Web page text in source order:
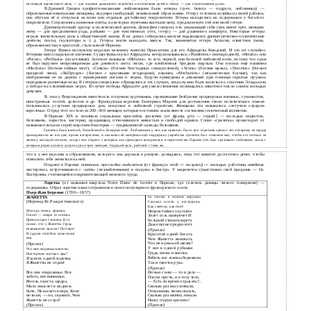
настоящее время имеет жену — для ведения домашнего хозяйства и воспитания детей и гейшу — для отдохновения души.
В Древней Греции профессиональными любовницами были гетеры(греч. hetaira — подруга, любовница) —
образованные незамужние женщины, ведущие свободный, независимый образ жизни. Гетеру готовила хозяйка из своей рабыни,
она обучала её и отпускала на волю или отдавала достойному покровителю. Гетеры находились на содержании у богатого
покровителя. Сохранились каменные плиты, на которых мужчины высекали цену, предлагаемую той или иной гетере.
Древнегреческий оратор и политический деятель Демосфен говорил, что уважающий себя грек имеет трёх женщин:
жену — для продолжения рода, рабыню — для чувственных утех, гетеру — для душевного комфорта. Некоторые гетеры
играли значительную роль в общественной жизни. В их домах собирались многие выдающиеся древнегреческие политические
деятели, поэты, скульпторы и т. д. Гетеры могли выходить замуж. Так, знаменитая гетера Аспасия, известная умом,
образованностью и красотой, стала женой Перикла.
Гетера Фрина послужила моделью великому ваятелю Праксителю для его Афродиты Книдской. И это не случайно.
Гетеризм имел сакральное значение. Существовал культ Афродиты, которая называлась «Pandemos» (всенародной), «Hetaira» или
«Porne», «Peribasia» (похотливая). Затем ее называли «Melanis», то есть черной, или богиней любовной ночи, потому что храм
ее был окружен непроницаемым для дневного света лесом, где влюбленные бродили ощупью. Она носила еще названия
«Mucheia» (богиня тайных мест), «Castnia» (богиня бесстыдных совокуплений), «Scotia» (богиня мрака), «Darcetos» (богиня
праздной лени), «Каllipygos» (богиня с красивыми ягодицами), наконец «Mechanitis» (механическая богиня), так как
изображения ее из дерева с мраморными ногами и лицом, будучи приведены в движение при помощи скрытых пружин,
передавали различные позы. К гетерам специально обращались в тех случаях, когда нужно было молиться о спасении Эллады или
о победе на олимпийских играх. В случае победы Афродите для умилостивления посвящалось известное число совсем молодых
девушек.
В эпоху Возрождения известность получили куртизанки, скрашивашие безбрачие придворных военных, гуманистов,
иностранных гостей, артистов и др. Французская королева Екатерина Медичи для достижения своих политических планов
пользовалась услугами придворных дам, искусных в любовной стратегии. Женщины эти назывались «летучим отрядом
королевы». Отряд этот состоял из 200–300 женщин, которые постоянно жили вместе составляли сплоченный коллектив.
В Париже XIX в. возникла социальная прослойка гризеток (от франц. gris — серый.] — молодых модисток,
белошвеек, хористок, мастериц, продавщиц, отличавшихся живостью и свободой нравов. Слово «гризетка» происходит от
названия платья из серой шерстяной материи — традиционной одежды белошвеек.
Гризетка была веселой, беззаботной и бескорыстной. Любовников у нее, как правило, было три: мужчина зрелых лет, которому ее сердце
принадлежало во все дни, кроме воскресенья, и оказывал ей материальную поддержку (заработок гризеток был слишком мал, чтобы его хватало на
жизнь); молодой человек, солдат или студент, с которым она проводила воскресенья в окретсностях Парижа (это был «разовый» любовник, связь с
которым редко длилась дольше двух-трех месяцев; будущий муж, рабочий с теми же,
что и у нее вкусами и образованием, которого она держала в резерве, дожидаясь, пока тот накопит достаточно денег, чтобы
позволить себе жениться на ней.
Позднее в Париже появилась прослойка мидинеток(от француз. midi—полдень) — молодых работниц швейных
мастерских, встречавшиеся с «amis» (возлюбленными) в полдень в бистро. У мидинеток существовал свой праздник — Св.
Екатерины, считающейся покровительницей женского труда.
Лоретка(от названия квартала Notre Dame de Lorette в Париже, где селились девицы легкого поведения) —
содержанка. Образ лоретки нашел отражение в песне популярного французского поэта:
Пьер-Жан Беранже (1780—1857)
ЖАНЕТТА
(Перевод Вс.Рождественского)
Молода, свежа, красива,
Глянет — искры от огнива,
Превосходно сложена. Кто
сказал, что у Жанетты Грудь
немножечко пышна? Пустяки!
В ладони этой Вся поместится
она.
(Припев)
Что мне модницы-кокетки,
Повторенье знатных дам?
Я за всех одной лоретки,
Я Жанетты не отдам!
Вся она очарованье, Вся
забота, вся вниманье,
Весела, проста, щедра.
Мало смыслит в модном
быте, Не касается пера, Книг
не знает, — но, скажите, Чем
Жанетта не остра?
(Припев)
За столом в ночной пирушке
Сколько шуток у вострушки,
Как смеется, как поет!
Непристойного куплета
Знает соль наперечет И
большой стакан кларета
Даже песне предпочтет.
(Припев)
Красотой одной богата,
Чем Жанетта виновата,
Что не нужны ей шелка?
У нее в одной рубашке
Грудь свежа и высока.
Взбить все локоны бедняжки
Так и тянется рука.
(Припев)
Ночью с нею — то и дело —
Платье прочь, и к телу тело,
— Есть ли время отдыхать?..
Сколько раз мы успевали,
Отпылавши, вновь пылать,
Сколько раз вконец ломали
Нашу старую кровать!
(Припев)